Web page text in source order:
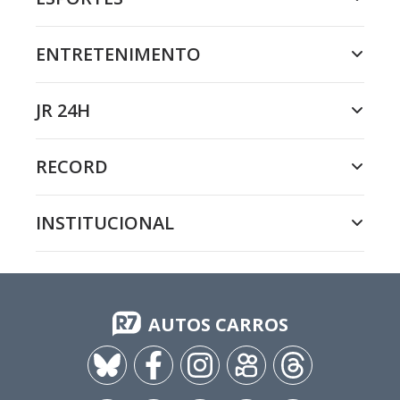
ENTRETENIMENTO
JR 24H
RECORD
INSTITUCIONAL
AUTOS CARROS